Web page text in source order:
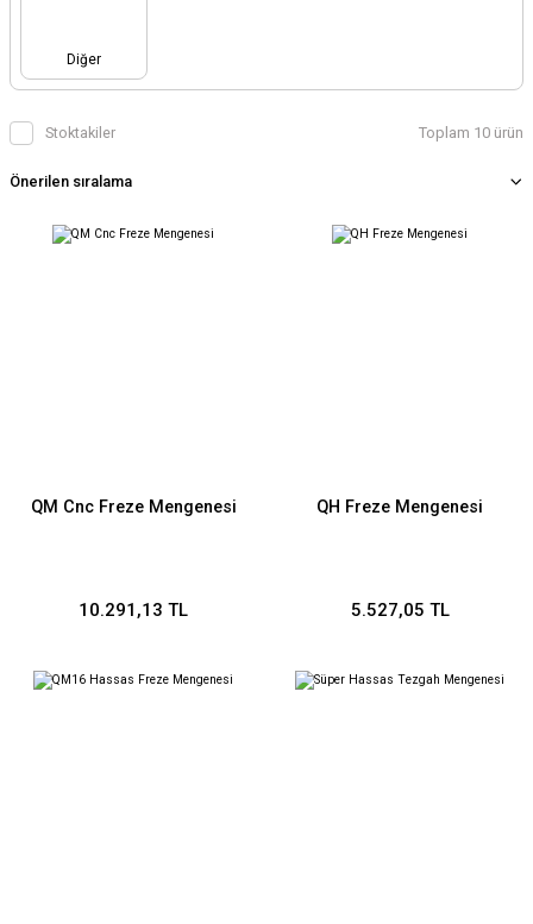
Diğer
Stoktakiler Toplam 10 ürün
QM Cnc Freze Mengenesi
10.291,13 TL
QH Freze Mengenesi
5.527,05 TL